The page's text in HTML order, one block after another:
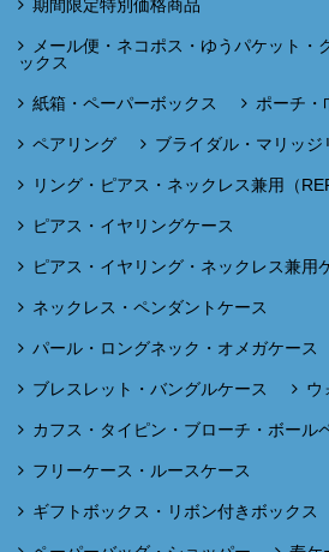
期間限定特別価格商品
メール便・ネコポス・ゆうパケット・
ックス
紙箱・ペーパーボックス ポーチ・
ペアリング ブライダル・マリッジ
リング・ピアス・ネックレス兼用（
ピアス・イヤリングケース
ピアス・イヤリング・ネックレス兼用
ネックレス・ペンダントケース
パール・ロングネック・オメガケース
ブレスレット・バングルケース ウ
カフス・タイピン・ブローチ・ボール
フリーケース・ルースケース
ギフトボックス・リボン付きボックス